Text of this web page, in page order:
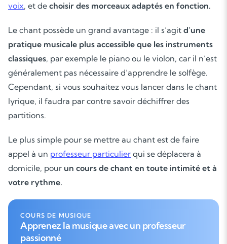
voix, et de choisir des morceaux adaptés en fonction.
Le chant possède un grand avantage : il s’agit d’une
pratique musicale plus accessible que les instruments
classiques, par exemple le piano ou le violon, car il n’est
généralement pas nécessaire d’apprendre le solfège.
Cependant, si vous souhaitez vous lancer dans le chant
lyrique, il faudra par contre savoir déchiffrer des
partitions.
Le plus simple pour se mettre au chant est de faire
appel à un professeur particulier qui se déplacera à
domicile, pour un cours de chant en toute intimité et à
votre rythme.
COURS DE MUSIQUE
Apprenez la musique avec un professeur
passionné
Soutien scolaire
Cours de musique
Les deux